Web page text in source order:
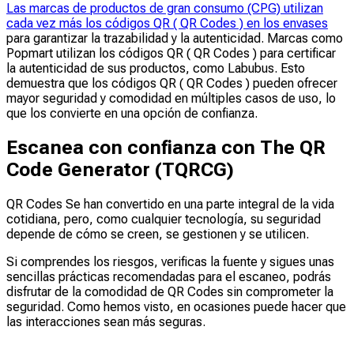
Las marcas de productos de gran consumo (CPG) utilizan
cada vez más los códigos QR ( QR Codes ) en los envases
para garantizar la trazabilidad y la autenticidad. Marcas como
Popmart utilizan los códigos QR ( QR Codes ) para certificar
la autenticidad de sus productos, como Labubus. Esto
demuestra que los códigos QR ( QR Codes ) pueden ofrecer
mayor seguridad y comodidad en múltiples casos de uso, lo
que los convierte en una opción de confianza.
Escanea con confianza con The QR
Code Generator (TQRCG)
QR Codes Se han convertido en una parte integral de la vida
cotidiana, pero, como cualquier tecnología, su seguridad
depende de cómo se creen, se gestionen y se utilicen.
Si comprendes los riesgos, verificas la fuente y sigues unas
sencillas prácticas recomendadas para el escaneo, podrás
disfrutar de la comodidad de QR Codes sin comprometer la
seguridad. Como hemos visto, en ocasiones puede hacer que
las interacciones sean más seguras.